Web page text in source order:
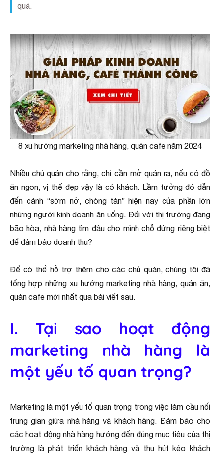
quả.
8 xu hướng marketing nhà hàng, quán cafe năm 2024
Nhiều chủ quán cho rằng, chỉ cần mở quán ra, nếu có đồ
ăn ngon, vị thế đẹp vậy là có khách. Lầm tưởng đó dẫn
đến cảnh “sớm nở, chóng tàn” hiện nay của phần lớn
những người kinh doanh ăn uống. Đối với thị trường đang
bão hòa, nhà hàng tìm đâu cho mình chỗ đứng riêng biệt
để đảm bảo doanh thu?
Để có thể hỗ trợ thêm cho các chủ quán, chúng tôi đã
tổng hợp những xu hướng marketing nhà hàng, quán ăn,
quán cafe mới nhất qua bài viết sau.
I. Tại sao hoạt động
marketing nhà hàng là
một yếu tố quan trọng?
Marketing là một yếu tố quan trọng trong việc làm cầu nối
trung gian giữa nhà hàng và khách hàng. Đảm bảo cho
các hoạt động nhà hàng hướng đến đúng mục tiêu của thị
trường là phát triển khách hàng và thu hút kéo khách